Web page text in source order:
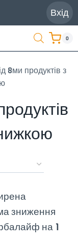
Вхід
0
8ми продуктів з